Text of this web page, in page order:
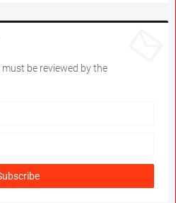
be reviewed by the